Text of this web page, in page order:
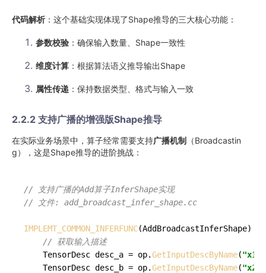
代码解析 ：这个基础实现体现了Shape推导的三大核心功能：
参数校验 ：确保输入数量、Shape一致性
维度计算 ：根据算法语义推导输出Shape
属性传递 ：保持数据类型、格式与输入一致
2.2.2 支持广播的增强版Shape推导
在实际业务场景中，算子经常需要支持广播机制 （Broadcastin
g），这是Shape推导的进阶挑战：
// 支持广播的Add算子InferShape实现
// 文件: add_broadcast_infer_shape.cc
IMPLEMT_COMMON_INFERFUNC(AddBroadcastInferShape) {
// 获取输入描述
    TensorDesc desc_a = op.
GetInputDescByName("x1"
    TensorDesc desc_b = op.
GetInputDescByName("x2"